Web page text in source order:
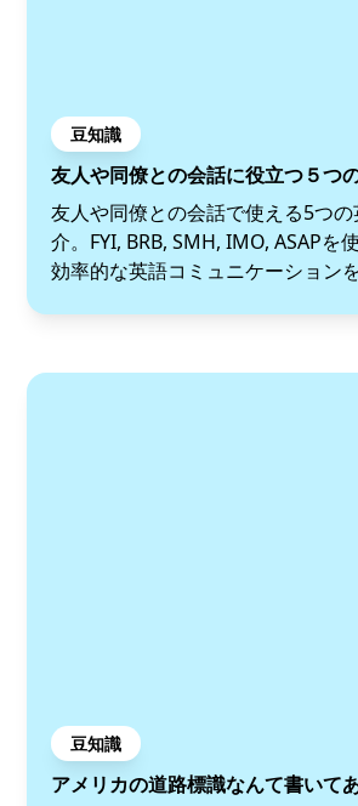
豆知識
友人や同僚との会話に役立つ５つ
友人や同僚との会話で使える5つ
介。FYI, BRB, SMH, IMO, ASAPを
効率的な英語コミュニケーション
豆知識
アメリカの道路標識なんて書いて